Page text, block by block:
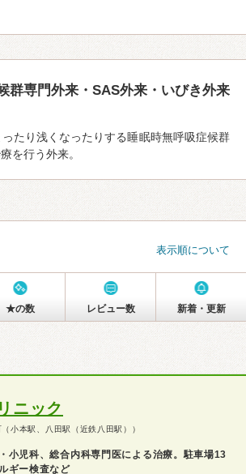
群専門外来・SAS外来・いびき外来
たり浅くなったりする睡眠時無呼吸症候群
を行う外来。
表示順について
★の数 レビュー数 新着・更新
ニック
小本駅、八田駅（近鉄八田駅））
小児科、総合内科専門医による治療。駐車場13
ギー検査など